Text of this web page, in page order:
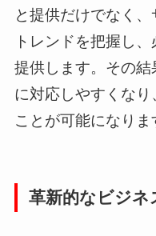
と提供だけでなく
トレンドを把握し
提供します。その
に対応しやすくな
ことが可能になりま
革新的なビジ